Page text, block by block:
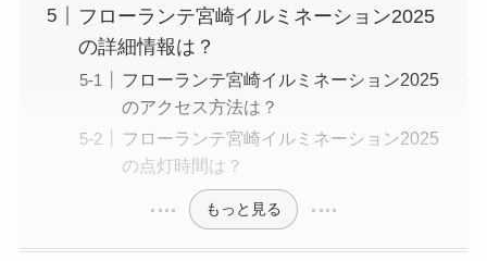
フローランテ宮崎イルミネーション2025
の詳細情報は？
フローランテ宮崎イルミネーション2025
のアクセス方法は？
フローランテ宮崎イルミネーション2025
の点灯時間は？
もっと見る